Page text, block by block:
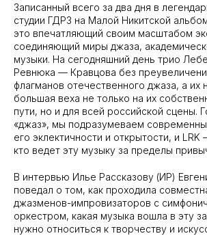
Записанный всего за два дня в
студии ГДРЗ на Малой Никитской
это впечатляющий своим масштабом
соединяющий миры джаза,
музыки. На сегодняшний день трио
Ревнюка — Кравцова без
флагманов отечественного джаза, а их
большая веха не только на их
пути, но и для всей российской сцены.
«джаз», мы подразумеваем
его эклектичности и открытости, и LRK
кто ведет эту музыку за пределы
В интервью Илье Рассказову (ИР)
поведал о том, как проходила
джазменов-импровизаторов с
оркестром, какая музыка вошла в эту
нужно относиться к творчеству и